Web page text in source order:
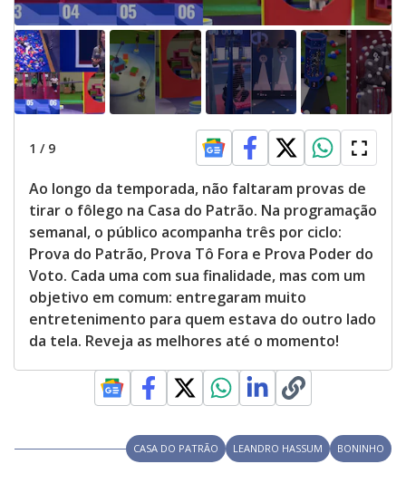
1 / 9
Ao longo da temporada, não faltaram provas de
tirar o fôlego na Casa do Patrão. Na programação
semanal, o público acompanha três por ciclo:
Prova do Patrão, Prova Tô Fora e Prova Poder do
Voto. Cada uma com sua finalidade, mas com um
objetivo em comum: entregaram muito
entretenimento para quem estava do outro lado
da tela. Reveja as melhores até o momento!
CASA DO PATRÃO LEANDRO HASSUM BONINHO